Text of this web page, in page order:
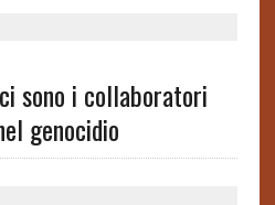
sono i collaboratori
genocidio